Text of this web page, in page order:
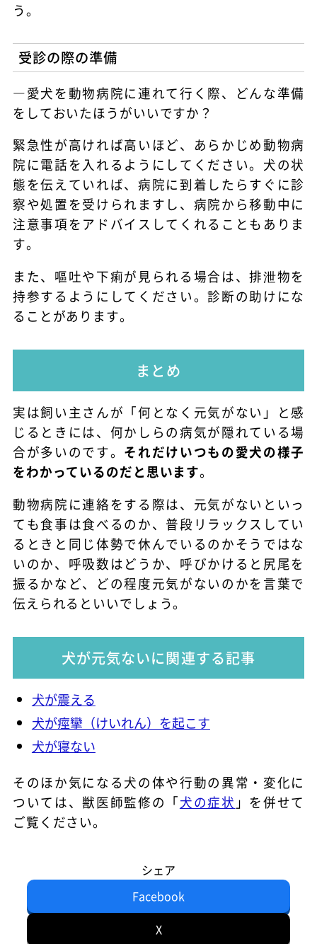
う。
受診の際の準備
―愛犬を動物病院に連れて行く際、どんな準備
をしておいたほうがいいですか？
緊急性が高ければ高いほど、あらかじめ動物病
院に電話を入れるようにしてください。犬の状
態を伝えていれば、病院に到着したらすぐに診
察や処置を受けられますし、病院から移動中に
注意事項をアドバイスしてくれることもありま
す。
また、嘔吐や下痢が見られる場合は、排泄物を
持参するようにしてください。診断の助けにな
ることがあります。
まとめ
実は飼い主さんが「何となく元気がない」と感
じるときには、何かしらの病気が隠れている場
合が多いのです。 それだけいつもの愛犬の様子
をわかっているのだと思います。
動物病院に連絡をする際は、元気がないといっ
ても食事は食べるのか、普段リラックスしてい
るときと同じ体勢で休んでいるのかそうではな
いのか、呼吸数はどうか、呼びかけると尻尾を
振るかなど、どの程度元気がないのかを言葉で
伝えられるといいでしょう。
犬が元気ないに関連する記事
犬が震える
犬が痙攣（けいれん）を起こす
犬が寝ない
そのほか気になる犬の体や行動の異常・変化に
ついては、獣医師監修の「犬の症状 」を併せて
ご覧ください。
シェア
Facebook
X